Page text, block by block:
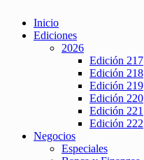
Inicio
Ediciones
2026
Edición 217
Edición 218
Edición 219
Edición 220
Edición 221
Edición 222
Negocios
Especiales